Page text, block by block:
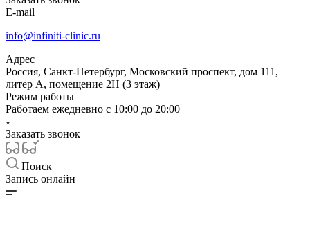
E-mail
info@infiniti-clinic.ru
Адрес
Россия, Санкт-Петербург, Московский проспект, дом 111,
литер А, помещение 2Н (3 этаж)
Режим работы
Работаем ежедневно с 10:00 до 20:00
Заказать звонок
Поиск
Запись онлайн